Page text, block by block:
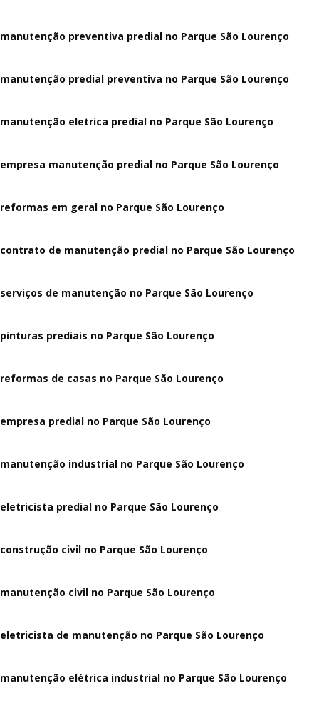
manutenção preventiva predial no Parque São Lourenço
manutenção predial preventiva no Parque São Lourenço
manutenção eletrica predial no Parque São Lourenço
empresa manutenção predial no Parque São Lourenço
reformas em geral no Parque São Lourenço
contrato de manutenção predial no Parque São Lourenço
serviços de manutenção no Parque São Lourenço
pinturas prediais no Parque São Lourenço
reformas de casas no Parque São Lourenço
empresa predial no Parque São Lourenço
manutenção industrial no Parque São Lourenço
eletricista predial no Parque São Lourenço
construção civil no Parque São Lourenço
manutenção civil no Parque São Lourenço
eletricista de manutenção no Parque São Lourenço
manutenção elétrica industrial no Parque São Lourenço